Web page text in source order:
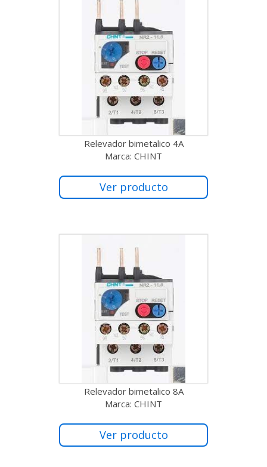
Relevador bimetalico 4A
Marca: CHINT
Ver producto
Relevador bimetalico 8A
Marca: CHINT
Ver producto